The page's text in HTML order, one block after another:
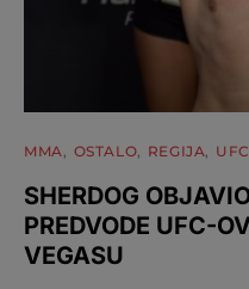
MMA OSTALO REGIJA UFC
SHERDOG
PREDVODE UFC-
VEGASU